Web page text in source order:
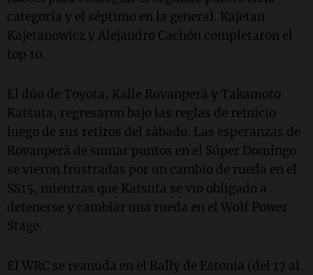
categoría y el séptimo en la general. Kajetan
Kajetanowicz y Alejandro Cachón completaron el
top 10.
El dúo de Toyota, Kalle Rovanperä y Takamoto
Katsuta, regresaron bajo las reglas de reinicio
luego de sus retiros del sábado. Las esperanzas de
Rovanperä de sumar puntos en el Súper Domingo
se vieron frustradas por un cambio de rueda en el
SS15, mientras que Katsuta se vio obligado a
detenerse y cambiar una rueda en el Wolf Power
Stage.
El WRC se reanuda en el Rally de Estonia (del 17 al